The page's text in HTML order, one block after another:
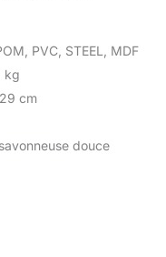
PVC, STEEL, MDF
kg
cm
douce